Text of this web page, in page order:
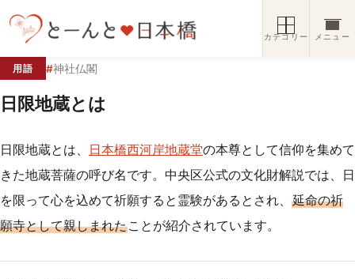
カテゴリー メニュー
用語 #神社仏閣
日限地蔵とは
日限地蔵とは、 日本橋西河岸地蔵堂の本尊として信仰を集めて
きた地蔵菩薩の呼び名です。中央区公式の文化財解説では、日
を限って心を込めて祈願すると霊験があるとされ、 延命の祈
願寺として親しまれたことが紹介されています。